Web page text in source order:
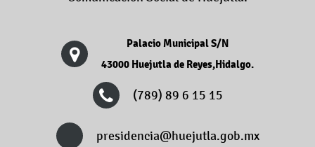
Palacio Municipal S/N
43000 Huejutla de Reyes,Hidalgo.
(789) 89 6 15 15
presidencia@huejutla.gob.mx